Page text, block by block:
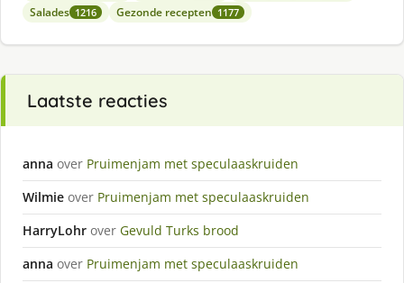
Salades 1216 Gezonde recepten 1177
Laatste reacties
anna over Pruimenjam met speculaaskruiden
Wilmie over Pruimenjam met speculaaskruiden
HarryLohr over Gevuld Turks brood
anna over Pruimenjam met speculaaskruiden